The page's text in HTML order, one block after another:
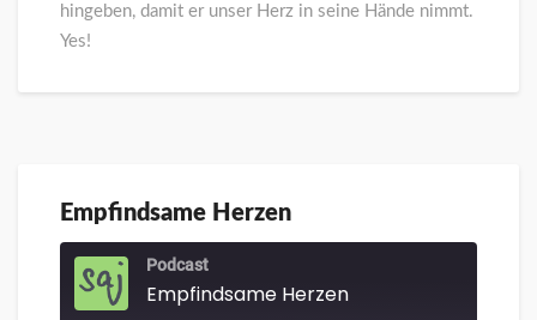
hingeben, damit er unser Herz in seine Hände nimmt.
Yes!
Empfindsame
Herzen
Empfindsame Herzen
Podcast
Empfindsame Herzen